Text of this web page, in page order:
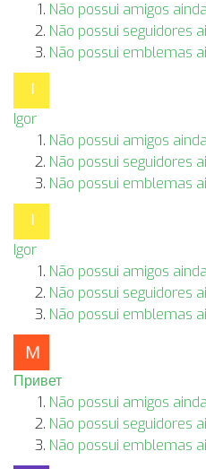
Não possui amigos ainda
Não possui seguidores
Não possui emblemas
Igor
Não possui amigos ainda
Não possui seguidores
Não possui emblemas
Igor
Não possui amigos ainda
Não possui seguidores
Não possui emblemas
Привет
Não possui amigos ainda
Não possui seguidores
Não possui emblemas